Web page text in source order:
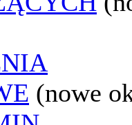
(nowe